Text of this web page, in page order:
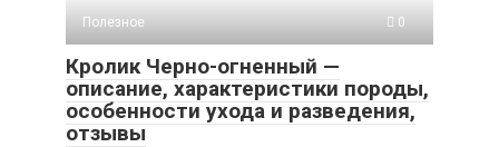
Полезное
0
Кролик Черно-огненный —
описание, характеристики породы,
особенности ухода и разведения,
отзывы